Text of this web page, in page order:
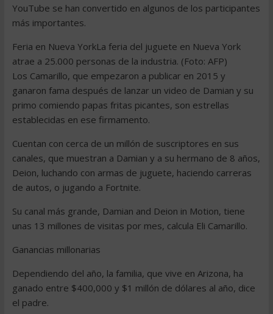
YouTube se han convertido en algunos de los participantes
más importantes.
Feria en Nueva YorkLa feria del juguete en Nueva York
atrae a 25.000 personas de la industria. (Foto: AFP)
Los Camarillo, que empezaron a publicar en 2015 y
ganaron fama después de lanzar un video de Damian y su
primo comiendo papas fritas picantes, son estrellas
establecidas en ese firmamento.
Cuentan con cerca de un millón de suscriptores en sus
canales, que muestran a Damian y a su hermano de 8 años,
Deion, luchando con armas de juguete, haciendo carreras
de autos, o jugando a Fortnite.
Su canal más grande, Damian and Deion in Motion, tiene
unas 13 millones de visitas por mes, calcula Eli Camarillo.
Ganancias millonarias
Dependiendo del año, la familia, que vive en Arizona, ha
ganado entre $400,000 y $1 millón de dólares al año, dice
el padre.